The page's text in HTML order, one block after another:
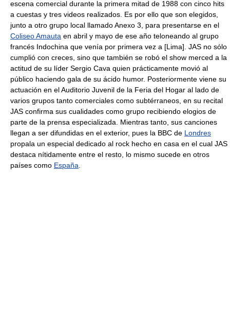
escena comercial durante la primera mitad de 1988 con cinco hits
a cuestas y tres videos realizados. Es por ello que son elegidos,
junto a otro grupo local llamado Anexo 3, para presentarse en el
Coliseo Amauta en abril y mayo de ese año teloneando al grupo
francés Indochina que venía por primera vez a [Lima]. JAS no sólo
cumplió con creces, sino que también se robó el show merced a la
actitud de su líder Sergio Cava quien prácticamente movió al
público haciendo gala de su ácido humor. Posteriormente viene su
actuación en el Auditorio Juvenil de la Feria del Hogar al lado de
varios grupos tanto comerciales como subtérraneos, en su recital
JAS confirma sus cualidades como grupo recibiendo elogios de
parte de la prensa especializada. Mientras tanto, sus canciones
llegan a ser difundidas en el exterior, pues la BBC de Londres
propala un especial dedicado al rock hecho en casa en el cual JAS
destaca nítidamente entre el resto, lo mismo sucede en otros
países como España